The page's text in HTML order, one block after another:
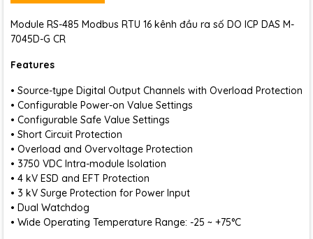
Module RS-485 Modbus RTU 16 kênh đầu ra số DO ICP DAS M-
7045D-G CR
Features
• Source-type Digital Output Channels with Overload Protection
• Configurable Power-on Value Settings
• Configurable Safe Value Settings
• Short Circuit Protection
• Overload and Overvoltage Protection
• 3750 VDC Intra-module Isolation
• 4 kV ESD and EFT Protection
• 3 kV Surge Protection for Power Input
• Dual Watchdog
• Wide Operating Temperature Range: -25 ~ +75°C